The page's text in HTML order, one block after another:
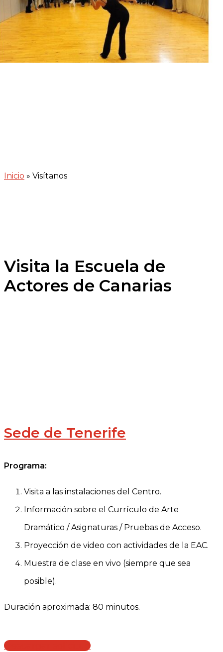
Inicio » Visítanos
Visita la Escuela de
Actores de Canarias
Sede de Tenerife
Programa:
Visita a las instalaciones del Centro.
Información sobre el Currículo de Arte
Dramático / Asignaturas / Pruebas de Acceso.
Proyección de video con actividades de la EAC.
Muestra de clase en vivo (siempre que sea
posible).
Duración aproximada: 80 minutos.
Descargar solicitud